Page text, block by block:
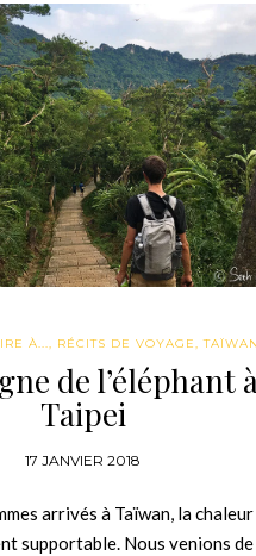
À..., RÉCITS DE VOYAGE,
de l’éléphant
Taipei
17 JANVIER 2018
arrivés à Taïwan, la chaleur
supportable. Nous venions de